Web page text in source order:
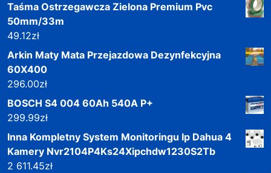
Taśma Ostrzegawcza Zielona Premium Pvc
50mm/33m
49.12zł
Arkin Maty Mata Przejazdowa Dezynfekcyjna
60X400
296.00zł
BOSCH S4 004 60Ah 540A P+
299.99zł
Inna Kompletny System Monitoringu Ip Dahua 4
Kamery Nvr2104P4Ks24Xipchdw1230S2Tb
2 611.45zł